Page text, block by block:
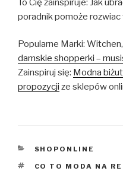
To Cię zainspiruje: Jak
poradnik pomoże
Popularne Marki:
damskie shopperki –
Zainspiruj się: Modna
propozycji ze sklepów
KATEGORIE
SHOPONLINE
TAGI
CO TO MODA NA